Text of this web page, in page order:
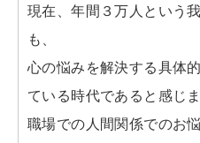
現在、年間３万人という
も、
心の悩みを解決する具体
ている時代であると感じま
職場での人間関係でのお